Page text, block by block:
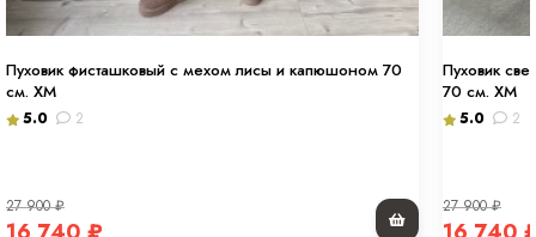
Пуховик фисташковый с мехом лисы и капюшоном 70
см. ХМ
5.0 2
27 900₽
Пуховик
70 см. ХМ
5.0 2
27 900₽